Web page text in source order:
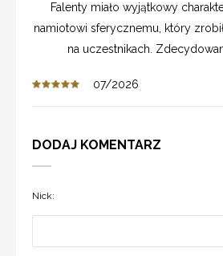
Falenty miało wyjątkowy
namiotowi sferycznemu, który
na uczestnikach.
07/2026
DODAJ KOMENTARZ
Nick: